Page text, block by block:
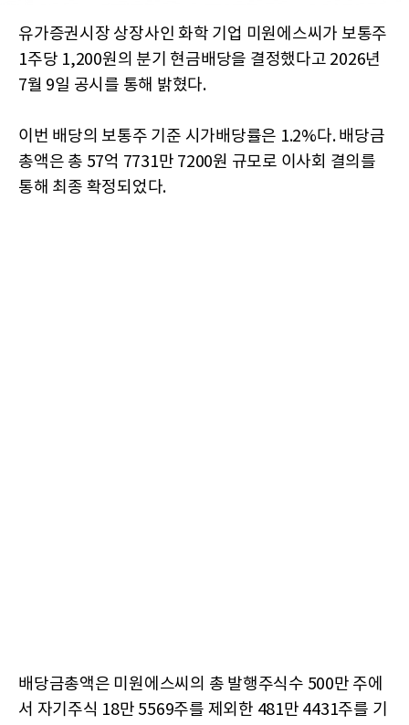
유가증권시장 상장사인 화학 기업 미원에스씨가 보통주
1주당 1,200원의 분기 현금배당을 결정했다고 2026년
7월 9일 공시를 통해 밝혔다.
이번 배당의 보통주 기준 시가배당률은 1.2%다. 배당금
총액은 총 57억 7731만 7200원 규모로 이사회 결의를
통해 최종 확정되었다.
배당금총액은 미원에스씨의 총 발행주식수 500만 주에
서 자기주식 18만 5569주를 제외한 481만 4431주를 기